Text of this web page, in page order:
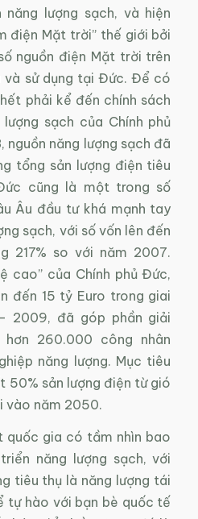
lượng sạch, và hiện
điện Mặt trời” thế giới bởi
nguồn điện Mặt trời trên
sử dụng tại Đức. Để có
phải kể đến chính sách
sạch của Chính phủ
năng lượng sạch đã
tổng sản lượng điện tiêu
cũng là một trong số
Âu đầu tư khá mạnh tay
sạch, với số vốn lên đến
217% so với năm 2007.
cao” của Chính phủ Đức,
đến 15 tỷ Euro trong giai
2009, đã góp phần giải
260.000 công nhân
năng lượng. Mục tiêu
50% sản lượng điện từ gió
vào năm 2050.
quốc gia có tầm nhìn bao
năng lượng sạch, với
tiêu thụ là năng lượng tái
tự hào với bạn bè quốc tế